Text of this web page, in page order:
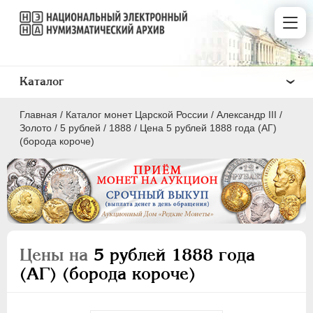
Главная / Каталог монет Царской России / Александр III /
Золото / 5 рублей / 1888 / Цена 5 рублей 1888 года (АГ)
(борода короче)
Цены на 5 рублей 1888 года
(АГ) (борода короче)
Каталог
ПEТР I 1699 - 1725
ЕКАТЕРИНА I 1725-1727
АННА ИОАННОВНА 1730-1740
ИОАНН АНТОНОВИЧ 1740-1741